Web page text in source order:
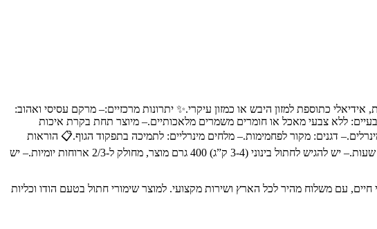
תזונה מלאה ומאוזנת, אידיאלי כתוספת למזון היבש או כמזון עיקרי.✨ יתרונות מרכזיים:– מרקם עסיסי ואהוב:
ללא צבעי מאכל או חומרים משמרים מלאכותיים.– מיוצר תחת בקרת איכות
עיקריים:– בשר הודו (5%): מקור איכותי לחלבון.– כליות (5%): עשירות בויטמינים ומינרלים.– דגנים: מקור לפחמימות.– מלחים מינרליים: לתמיכה בתפקוד הגוף.📋 הוראות
שימוש:– יש להגיש את השימורים בטמפרטורת החדר או מצוננים.– לאחר הפתיחה, יש לאחסן את המוצר במקרר ולהשתמש בו תוך 24 שעות.– יש להגיש לחתול בינוני (3-4 ק”ג) 400 גרם מוצר, מחולק ל-2/3 ארוחות יומיות.– יש
של מוצרים איכותיים לבעלי חיים, עם משלוח מהיר לכל הארץ ושירות מקצועי. למוצר שימורי חתול בטעם הודו וכליות